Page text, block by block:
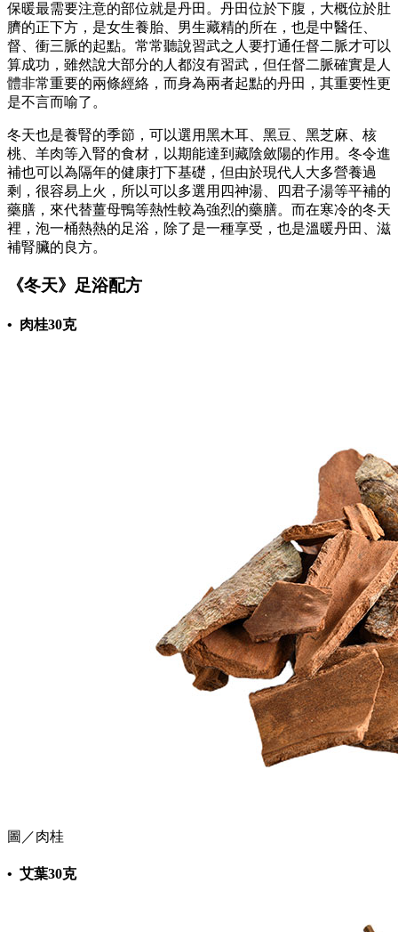
保暖最需要注意的部位就是丹田。丹田位於下腹，大概位於肚
臍的正下方，是女生養胎、男生藏精的所在，也是中醫任、
督、衝三脈的起點。常常聽說習武之人要打通任督二脈才可以
算成功，雖然說大部分的人都沒有習武，但任督二脈確實是人
體非常重要的兩條經絡，而身為兩者起點的丹田，其重要性更
是不言而喻了。
冬天也是養腎的季節，可以選用黑木耳、黑豆、黑芝麻、核
桃、羊肉等入腎的食材，以期能達到藏陰斂陽的作用。冬令進
補也可以為隔年的健康打下基礎，但由於現代人大多營養過
剩，很容易上火，所以可以多選用四神湯、四君子湯等平補的
藥膳，來代替薑母鴨等熱性較為強烈的藥膳。而在寒冷的冬天
裡，泡一桶熱熱的足浴，除了是一種享受，也是溫暖丹田、滋
補腎臟的良方。
《冬天》足浴配方
• 肉桂30克
圖／肉桂
• 艾葉30克